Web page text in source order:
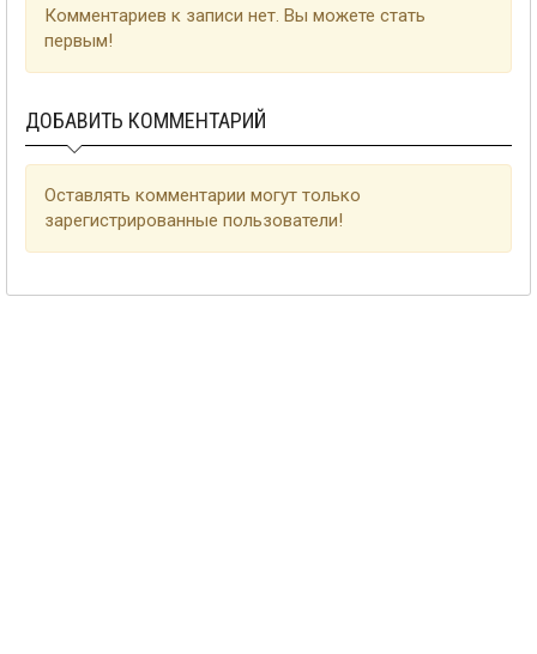
Комментариев к записи нет. Вы можете стать
первым!
ДОБАВИТЬ КОММЕНТАРИЙ
Оставлять комментарии могут только
зарегистрированные пользователи!